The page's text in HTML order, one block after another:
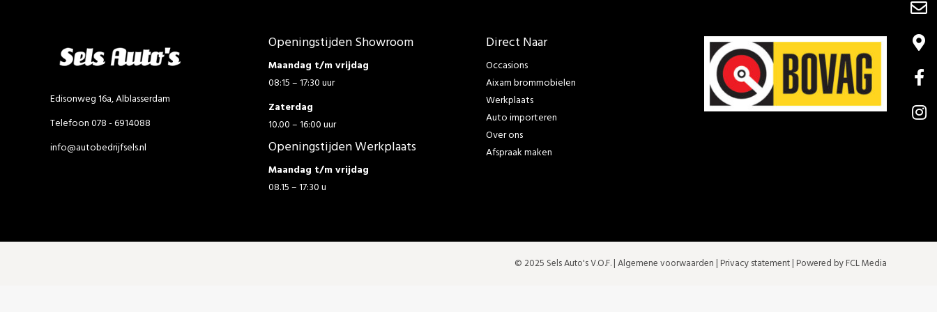
Edisonweg 16a, Alblasserdam
Telefoon 078 - 6914088
info@autobedrijfsels.nl
Openingstijden Showroom
Maandag t/m vrijdag
08:15 – 17:30 uur
Zaterdag
10.00 – 16:00 uur
Openingstijden Werkplaats
Maandag t/m vrijdag
08.15 – 17:30 u
Direct Naar
Occasions
Aixam brommobielen
Werkplaats
Auto importeren
Over ons
Afspraak maken
© 2025 Sels Auto's V.O.F. |Algemene voorwaarden | Privacy statement| Powered by FCL Media